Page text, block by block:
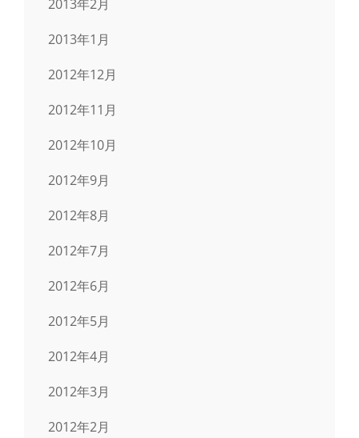
2013年2月
2013年1月
2012年12月
2012年11月
2012年10月
2012年9月
2012年8月
2012年7月
2012年6月
2012年5月
2012年4月
2012年3月
2012年2月